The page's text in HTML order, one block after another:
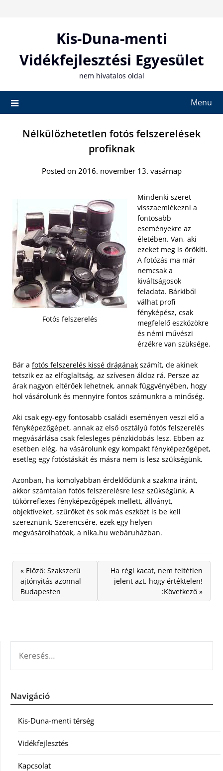
Kis-Duna-menti
Vidékfejlesztési Egyesület
nem hivatalos oldal
Menu
Nélkülözhetetlen fotós felszerelések
profiknak
Posted on 2016. november 13. vasárnap
Fotós felszerelés
Mindenki szeret
visszaemlékezni a
fontosabb
eseményekre az
életében. Van, aki
ezeket meg is örökíti.
A fotózás ma már
nemcsak a
kiváltságosok
feladata. Bárkiből
válhat profi
fényképész, csak
megfelelő eszközökre
és némi művészi
érzékre van szüksége.
Bár a fotós felszerelés kissé drágának számít, de akinek
tetszik ez az elfoglaltság, az szívesen áldoz rá. Persze az
árak nagyon eltérőek lehetnek, annak függvényében, hogy
hol vásárolunk és mennyire fontos számunkra a minőség.
Aki csak egy-egy fontosabb családi eseményen veszi elő a
fényképezőgépet, annak az első osztályú fotós felszerelés
megvásárlása csak felesleges pénzkidobás lesz. Ebben az
esetben elég, ha vásárolunk egy kompakt fényképezőgépet,
esetleg egy fotóstáskát és másra nem is lesz szükségünk.
Azonban, ha komolyabban érdeklődünk a szakma iránt,
akkor számtalan fotós felszerelésre lesz szükségünk. A
tükörreflexes fényképezőgépek mellett, állványt,
objektíveket, szűrőket és sok más eszközt is be kell
szereznünk. Szerencsére, ezek egy helyen
megvásárolhatóak, a nika.hu webáruházban.
« Előző: Szakszerű
ajtónyitás azonnal
Budapesten
Ha régi kacat, nem feltétlen
jelent azt, hogy értéktelen!
:Következő »
Navigáció
Kis-Duna-menti térség
Vidékfejlesztés
Kapcsolat